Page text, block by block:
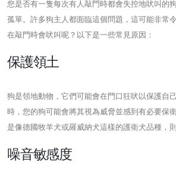
您是否有一隻每次有人敲門時都會失控地吠叫的
孤單。許多狗主人都面臨這個問題，這可能非常
在敲門時會吠叫呢？以下是一些常見原因：
保護領土
狗是領地動物，它們可能會在門口狂吠以保護自
時，您的狗可能會將其視為威脅並感到有必要保
是像德國牧羊犬或羅威納犬這樣的護衛犬品種，則
噪音敏感度